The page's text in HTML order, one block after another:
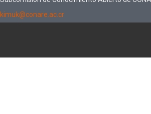
kimuk@conare.ac.cr